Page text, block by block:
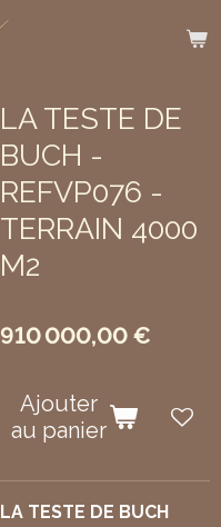
LA TESTE DE
BUCH -
REFVP076 -
TERRAIN 4000
M2
910 000,00 €
Ajouter
au panier
LA TESTE DE BUCH